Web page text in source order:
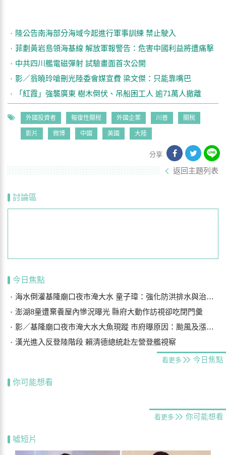
陸公告南海部分海域今起進行軍事訓練 禁止駛入
菲劃黃岩島領海基線 解放軍報警告：危害中國利益將遭痛擊
中共四川艦電磁彈射 試驗畫面首次公開
影／翁曉玲嗆刪光陸委會媒宣費 梁文傑：只能靠嘴巴
「紅霞」強襲廣東 樹木倒伏、吊船困工人 逾71萬人撤離
外國投資者 報復性關稅 外國企業 川普 關稅
影片 微博 中國 美國 大陸
分享
返回主題列表
討論區
今日焦點
海水倒灌基隆廟口夜市淹大水 童子瑋：強化防洪排水與治水基礎建設
澎湖8童遭棄養屋內慘況曝光 縣府大動作訪視卻吃閉門羹
影／基隆廟口夜市淹大水大魚現蹤 市府曝原因：颱風及漲潮海水倒灌
漢光進入反登陸階段 賴清德總統赴左營登艦視察
看更多 今日焦點
你可能想看
看更多 你可能想看
噓短片